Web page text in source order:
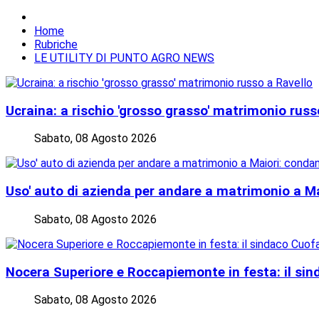
Home
Rubriche
LE UTILITY DI PUNTO AGRO NEWS
Ucraina: a rischio 'grosso grasso' matrimonio
Sabato, 08 Agosto 2026
Uso' auto di azienda per andare a matrimonio a
Sabato, 08 Agosto 2026
Nocera Superiore e Roccapiemonte in festa: il
Sabato, 08 Agosto 2026